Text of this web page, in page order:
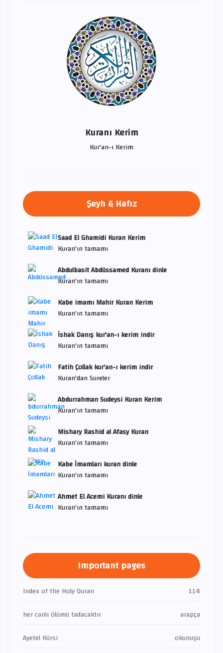
Kuranı Kerim
Kur'an-ı Kerim
Şeyh & Hafız
Saad El Ghamidi Kuran Kerim
Kuran'ın tamamı
Abdulbasit Abdüssamed Kuranı dinle
Kuran'ın tamamı
Kabe imamı Mahir Kuran Kerim
Kuran'ın tamamı
İshak Danış kur'an-ı kerim indir
Kuran'ın tamamı
Fatih Çollak kur'an-ı kerim indir
Kuran'dan Sureler
Abdurrahman Sudeysi Kuran Kerim
Kuran'ın tamamı
Mishary Rashid al Afasy Kuran
Kuran'ın tamamı
Kabe İmamları kuran dinle
Kuran'ın tamamı
Ahmet El Acemi Kuranı dinle
Kuran'ın tamamı
Important pages
Index of the Holy Quran
114
her canlı ölümü tadacaktır
arapça
Ayetel Kürsi
okunuşu